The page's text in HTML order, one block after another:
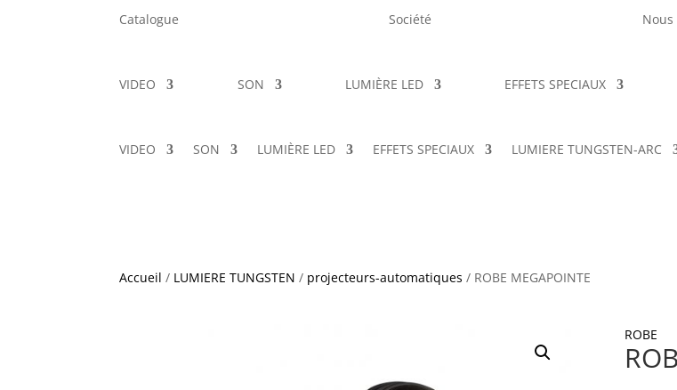
Catalogue Société
VIDEO SON LUMIÈRE LED EFFETS SPECIAUX
VIDEO SON LUMIÈRE LED EFFETS SPECIAUX LUMIERE TUNGSTEN-ARC
Accueil / LUMIERE TUNGSTEN / projecteurs-automatiques / ROBE MEGAPOINTE
ROBE